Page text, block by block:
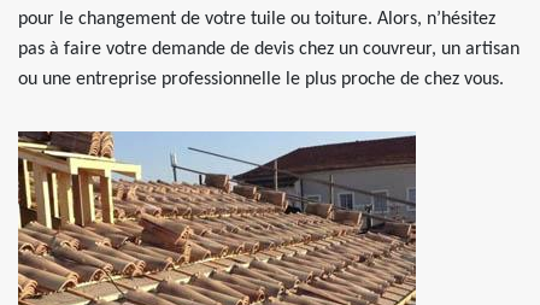
pour le changement de votre tuile ou toiture. Alors, n’hésitez
pas à faire votre demande de devis chez un couvreur, un artisan
ou une entreprise professionnelle le plus proche de chez vous.